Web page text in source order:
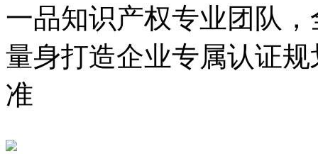
一品知识产权专业团队
量身打造企业专属认证
准